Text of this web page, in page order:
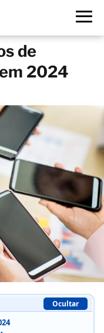
de
2024
Ocultar